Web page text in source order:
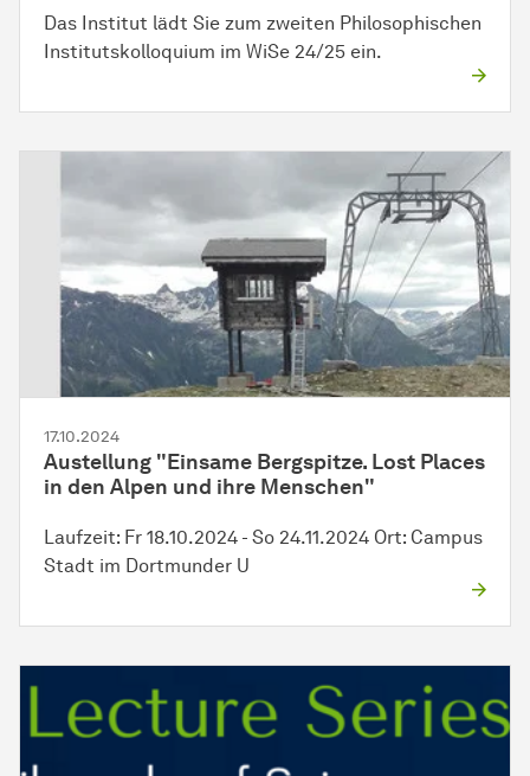
Das Institut lädt Sie zum zweiten Philosophischen
Institutskolloquium im WiSe 24/25 ein.
17.10.2024
Austellung "Einsame Bergspitze. Lost Places
in den Alpen und ihre Menschen"
Laufzeit: Fr 18.10.2024 - So 24.11.2024 Ort: Campus
Stadt im Dortmunder U